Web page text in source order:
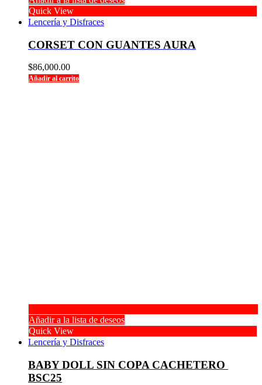
Quick View
Lencería y Disfraces
CORSET CON GUANTES AURA
$86,000.00
Añadir al carrito
Añadir a la lista de deseos
Quick View
Lencería y Disfraces
BABY DOLL SIN COPA CACHETERO
BSC25